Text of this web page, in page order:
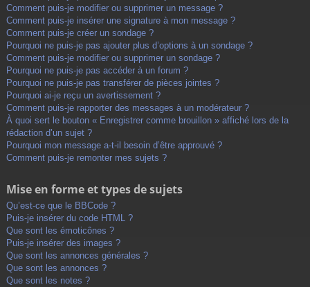
Comment puis-je modifier ou supprimer un message ?
Comment puis-je insérer une signature à mon message ?
Comment puis-je créer un sondage ?
Pourquoi ne puis-je pas ajouter plus d’options à un sondage ?
Comment puis-je modifier ou supprimer un sondage ?
Pourquoi ne puis-je pas accéder à un forum ?
Pourquoi ne puis-je pas transférer de pièces jointes ?
Pourquoi ai-je reçu un avertissement ?
Comment puis-je rapporter des messages à un modérateur ?
À quoi sert le bouton « Enregistrer comme brouillon » affiché lors de la
rédaction d’un sujet ?
Pourquoi mon message a-t-il besoin d’être approuvé ?
Comment puis-je remonter mes sujets ?
Mise en forme et types de sujets
Qu’est-ce que le BBCode ?
Puis-je insérer du code HTML ?
Que sont les émoticônes ?
Puis-je insérer des images ?
Que sont les annonces générales ?
Que sont les annonces ?
Que sont les notes ?